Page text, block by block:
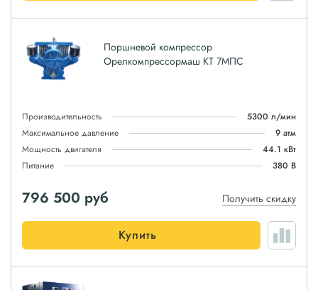
Поршневой компрессор
Орелкомпрессормаш КТ 7МПС
Производительность
5300 л/мин
Максимальное давление
9 атм
Мощность двигателя
44.1 кВт
Питание
380 В
796 500 руб Получить скидку
Купить